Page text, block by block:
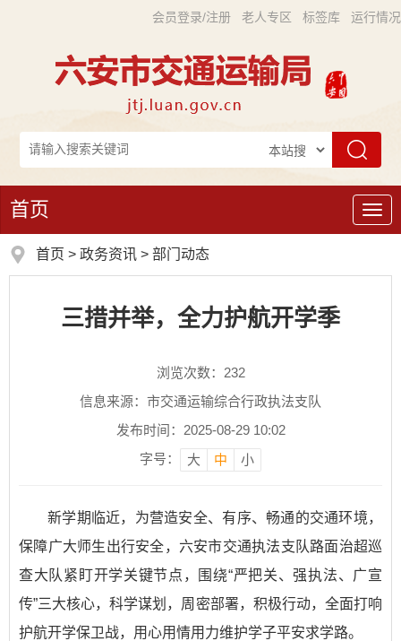
会员登录/注册 老人专区 标签库 运行情况
导
航
首页
首页 > 政务资讯 > 部门动态
三措并举，全力护航开学季
浏览次数： 232
信息来源：市交通运输综合行政执法支队
发布时间：2025-08-29 10:02
字号：
大 中 小
新学期临近，为营造安全、有序、畅通的交通环境，
保障广大师生出行安全，六安市交通执法支队路面治超巡
查大队紧盯开学关键节点，围绕“严把关、强执法、广宣
传”三大核心，科学谋划，周密部署，积极行动，全面打响
护航开学保卫战，用心用情用力维护学子平安求学路。